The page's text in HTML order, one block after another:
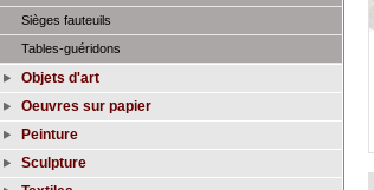
Sièges fauteuils
Tables-guéridons
Objets d'art
Oeuvres sur papier
Peinture
Sculpture